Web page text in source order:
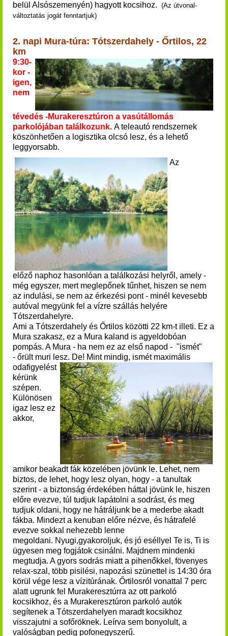
belül Alsószemenyén) hagyott kocsihoz. (Az útvonal-
változtatás jogát fenntartjuk)
2. napi Mura-túra: Tótszerdahely - Őrtilos, 22
km
9:30-
kor -
igen,
nem
tévedés -Murakeresztúron a vasútállomás
parkolójában találkozunk. A teleautó rendszernek
köszönhetően a logisztika olcsó lesz, és a lehető
leggyorsabb.
Az
előző naphoz hasonlóan a találkozási helyről, amely -
még egyszer, mert meglepőnek tűnhet, hiszen se nem
az indulási, se nem az érkezési pont - minél kevesebb
autóval megyünk fel a vízre szállás helyére
Tótszerdahelyre.
Ami a Tótszerdahely és Őrtilos közötti 22 km-t illeti. Ez a
Mura szakasz, ez a Mura kaland is agyeldobóan
pompás. A Mura - ha nem ez az első napod - "ismét"
- őrült muri lesz. De! Mint mindig, ismét maximális
odafigyelést
kérünk
szépen.
Különösen
igaz lesz ez
akkor,
amikor beakadt fák közelében jövünk le. Lehet, nem
biztos, de lehet, hogy lesz olyan, hogy - a tanultak
szerint - a biztonság érdekében háttal jövünk le, hiszen
előre evezve, túl tudjuk lapátolni a sodrást, és meg
tudjuk oldani, hogy ne hátráljunk be a mederbe akadt
fákba. Mindezt a kenuban előre nézve, és hátrafelé
evezve sokkal nehezebb lenne
megoldani. Nyugi,gyakoroljuk, és jó eséllyel Te is, Ti is
ügyesen meg fogjátok csinálni. Majdnem mindenki
megtudja. A gyors sodrás miatt a pihenőkkel, fövenyes
relax-szal, több pisilési, napozási szünettel is 14:30 óra
körül vége lesz a vízitúrának. Őrtilosról vonattal 7 perc
alatt ugrunk fel Murakeresztúrra az ott parkoló
kocsikhoz, és a Murakeresztúron parkoló autók
segítenek a Tótszerdahelyen maradt kocsikhoz
visszajutni a sofőröknek. Leírva sem bonyolult, a
valóságban pedig pofonegyszerű.